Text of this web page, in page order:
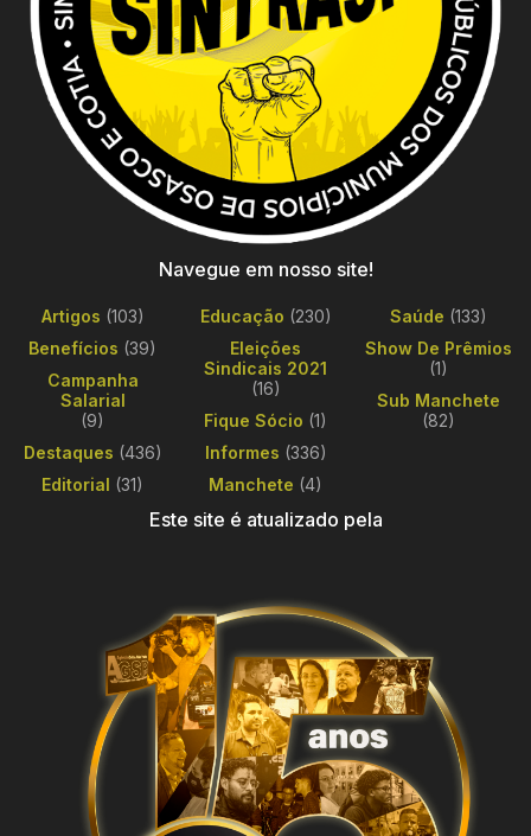
Navegue em nosso site!
Artigos (103)
Benefícios (39)
Campanha
Salarial
(9)
Destaques (436)
Editorial (31)
Educação (230)
Eleições
Sindicais 2021
(16)
Fique Sócio (1)
Informes (336)
Manchete (4)
Saúde (133)
Show De Prêmios
(1)
Sub Manchete
(82)
Este site é atualizado pela